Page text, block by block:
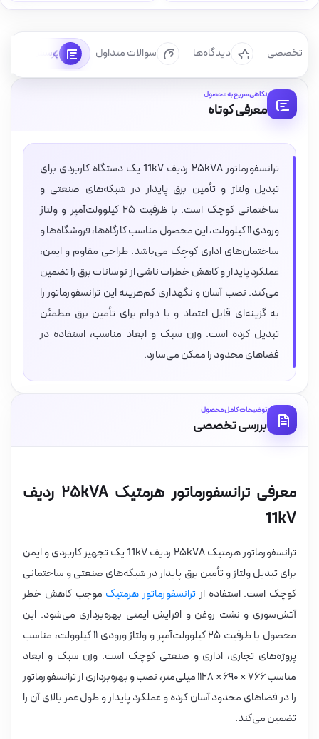
تخصصی دیدگاه‌ها سوالات متداول پرسش‌ها
نگاهی سریع به محصول
معرفی کوتاه
ترانسفورماتور ۲۵kVA ردیف 11kV یک دستگاه کاربردی برای
تبدیل ولتاژ و تأمین برق پایدار در شبکه‌های صنعتی و
ساختمانی کوچک است. با ظرفیت ۲۵ کیلوولت‌آمپر و ولتاژ
ورودی ۱۱ کیلوولت، این محصول مناسب کارگاه‌ها، فروشگاه‌ها و
ساختمان‌های اداری کوچک می‌باشد. طراحی مقاوم و ایمن،
عملکرد پایدار و کاهش خطرات ناشی از نوسانات برق را تضمین
می‌کند. نصب آسان و نگهداری کم‌هزینه این ترانسفورماتور را
به گزینه‌ای قابل اعتماد و با دوام برای تأمین برق مطمئن
تبدیل کرده است. وزن سبک و ابعاد مناسب، استفاده در
فضاهای محدود را ممکن می‌سازد.
توضیحات کامل محصول
بررسی تخصصی
معرفی ترانسفورماتور هرمتیک ۲۵kVA ردیف
11kV
ترانسفورماتور هرمتیک ۲۵kVA ردیف 11kV یک تجهیز کاربردی و ایمن
برای تبدیل ولتاژ و تأمین برق پایدار در شبکه‌های صنعتی و ساختمانی
کوچک است. استفاده از ترانسفورماتور هرمتیک موجب کاهش خطر
آتش‌سوزی و نشت روغن و افزایش ایمنی بهره‌برداری می‌شود. این
محصول با ظرفیت ۲۵ کیلوولت‌آمپر و ولتاژ ورودی ۱۱ کیلوولت، مناسب
پروژه‌های تجاری، اداری و صنعتی کوچک است. وزن سبک و ابعاد
مناسب ۷۶۶ × ۶۹۰ × ۱۱۲۸ میلی‌متر، نصب و بهره‌برداری از ترانسفورماتور
را در فضاهای محدود آسان کرده و عملکرد پایدار و طول عمر بالای آن را
تضمین می‌کند.